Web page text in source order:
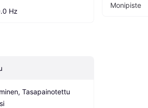
Hz
Tasapainotettu
Monipiste